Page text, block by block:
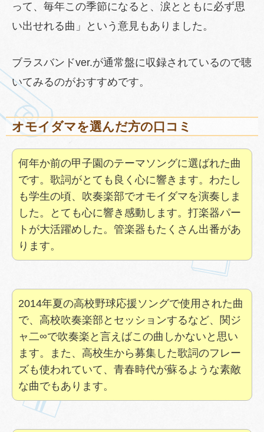
って、毎年この季節になると、涙とともに必ず思
い出せれる曲」という意見もありました。
ブラスバンドver.が通常盤に収録されているので聴
いてみるのがおすすめです。
オモイダマを選んだ方の口コミ
何年か前の甲子園のテーマソングに選ばれた曲
です。歌詞がとても良く心に響きます。わたし
も学生の頃、吹奏楽部でオモイダマを演奏しま
した。とても心に響き感動します。打楽器パー
トが大活躍めした。管楽器もたくさん出番があ
ります。
2014年夏の高校野球応援ソングで使用された曲
で、高校吹奏楽部とセッションするなど、関ジ
ャ二∞で吹奏楽と言えばこの曲しかないと思い
ます。また、高校生から募集した歌詞のフレー
ズも使われていて、青春時代が蘇るような素敵
な曲でもあります。